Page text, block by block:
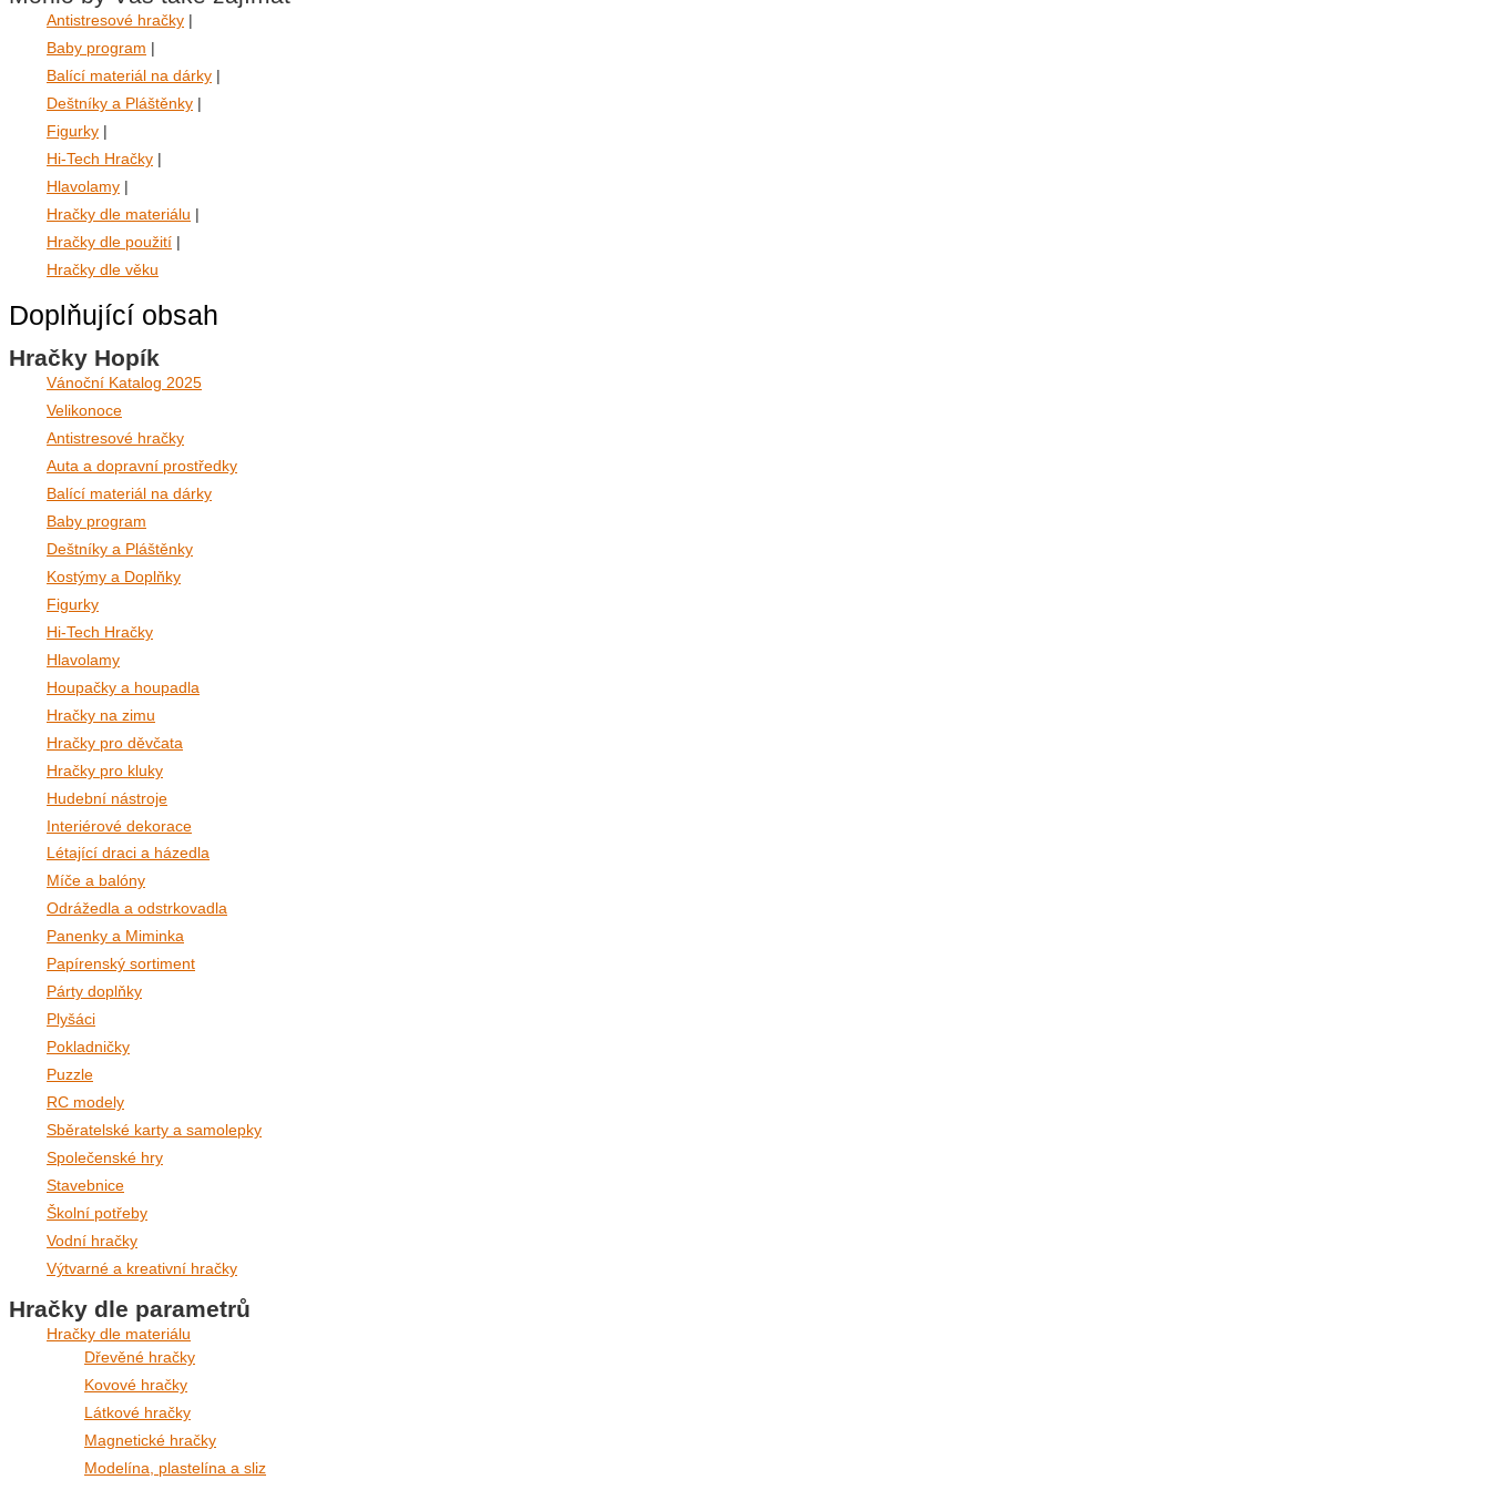
Antistresové hračky |
Baby program |
Balící materiál na dárky |
Deštníky a Pláštěnky |
Figurky |
Hi-Tech Hračky |
Hlavolamy |
Hračky dle materiálu |
Hračky dle použití |
Hračky dle věku
Doplňující obsah
Hračky Hopík
Vánoční Katalog 2025
Velikonoce
Antistresové hračky
Auta a dopravní prostředky
Balící materiál na dárky
Baby program
Deštníky a Pláštěnky
Kostýmy a Doplňky
Figurky
Hi-Tech Hračky
Hlavolamy
Houpačky a houpadla
Hračky na zimu
Hračky pro děvčata
Hračky pro kluky
Hudební nástroje
Interiérové dekorace
Létající draci a házedla
Míče a balóny
Odrážedla a odstrkovadla
Panenky a Miminka
Papírenský sortiment
Párty doplňky
Plyšáci
Pokladničky
Puzzle
RC modely
Sběratelské karty a samolepky
Společenské hry
Stavebnice
Školní potřeby
Vodní hračky
Výtvarné a kreativní hračky
Hračky dle parametrů
Hračky dle materiálu
Dřevěné hračky
Kovové hračky
Látkové hračky
Magnetické hračky
Modelína, plastelína a sliz